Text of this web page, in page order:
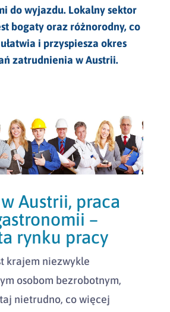
do wyjazdu. Lokalny sektor
bogaty oraz różnorodny, co
i przyspiesza okres
zatrudnienia w Austrii.
Austrii, praca
–
rynku pracy
krajem niezwykle
osobom bezrobotnym,
nietrudno, co więcej